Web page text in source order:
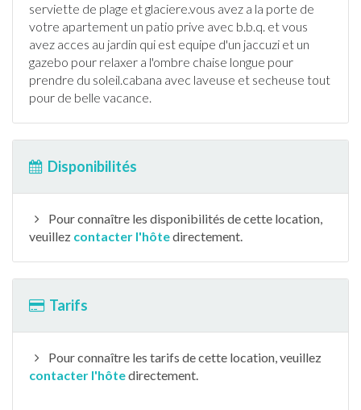
serviette de plage et glaciere.vous avez a la porte de
votre apartement un patio prive avec b.b.q. et vous
avez acces au jardin qui est equipe d'un jaccuzi et un
gazebo pour relaxer a l'ombre chaise longue pour
prendre du soleil.cabana avec laveuse et secheuse tout
pour de belle vacance.
Disponibilités
Pour connaître les disponibilités de cette location,
veuillez contacter l'hôtedirectement.
Tarifs
Pour connaître les tarifs de cette location, veuillez
contacter l'hôtedirectement.